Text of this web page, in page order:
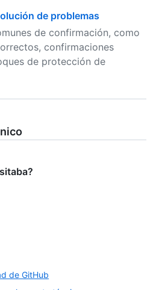
de problemas
de confirmación, como
confirmaciones
de protección de
de GitHub